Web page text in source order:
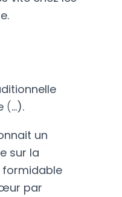
(…).
un
sur la
formidable
par